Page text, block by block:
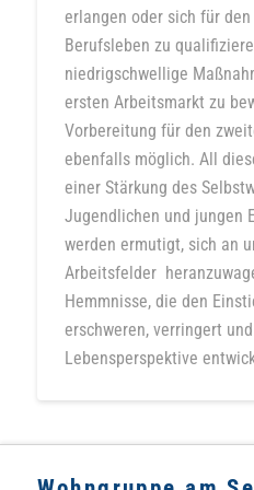
erlangen oder sich für
Berufsleben zu
niedrigschwellige
ersten Arbeitsmarkt zu
Vorbereitung für den
ebenfalls möglich. All
einer Stärkung des
Jugendlichen und jungen
werden ermutigt, sich an
Arbeitsfelder
Hemmnisse, die den
erschweren, verringert
Lebensperspektive